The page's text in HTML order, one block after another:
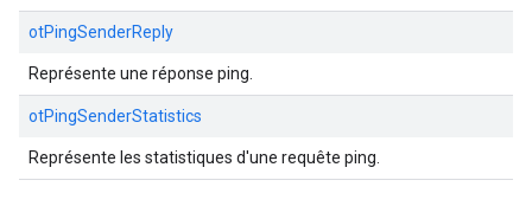
otPingSenderReply
Représente une réponse ping.
otPingSenderStatistics
Représente les statistiques d'une requête ping.